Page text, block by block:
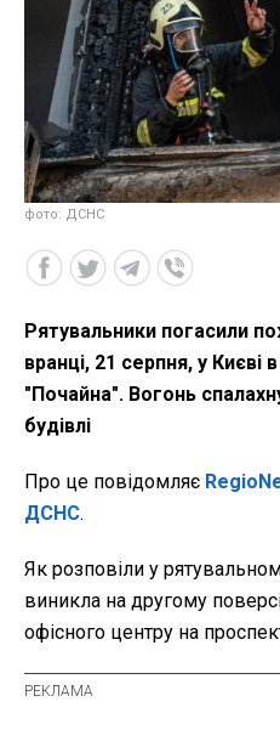
фото: ДСНС
Рятувальники погасили
вранці, 21 серпня, у Києві
"Почайна". Вогонь
будівлі
Про це повідомляє
ДСНС.
Як розповіли у
виникла на другому
офісного центру на